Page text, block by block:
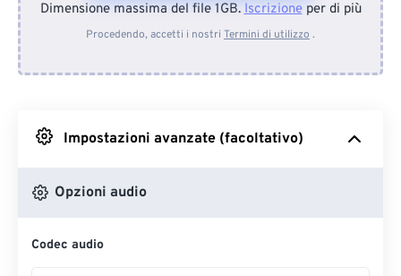
Dal dispositivo
Da Google Drive
Dimensione massima del file 1GB.Iscrizioneper di più
Procedendo, accetti i nostri Termini di utilizzo .
Impostazioni avanzate (facoltativo)
Opzioni audio
Codec audio